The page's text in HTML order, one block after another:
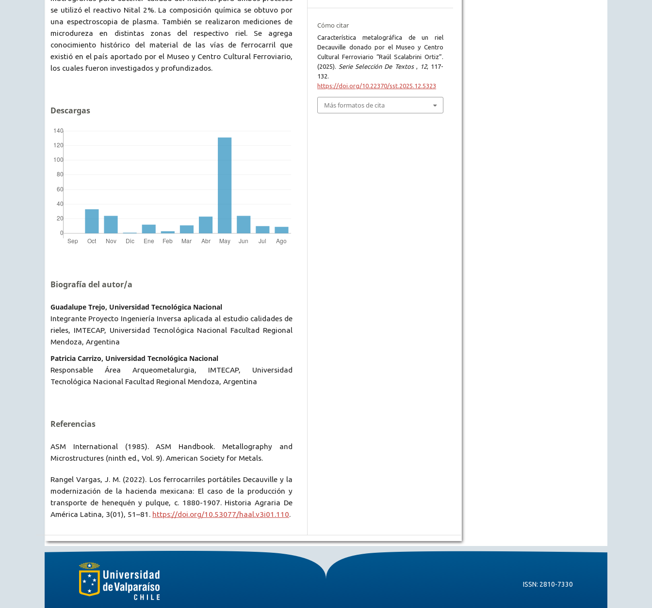
se utilizó el reactivo Nital 2%. La composición química se obtuvo por
una espectroscopia de plasma. También se realizaron mediciones de
microdureza en distintas zonas del respectivo riel. Se agrega
conocimiento histórico del material de las vías de ferrocarril que
existió en el país aportado por el Museo y Centro Cultural Ferroviario,
los cuales fueron investigados y profundizados.
Descargas
Biografía del autor/a
Guadalupe Trejo, Universidad Tecnológica Nacional
Integrante Proyecto Ingeniería Inversa aplicada al estudio calidades de
rieles, IMTECAP, Universidad Tecnológica Nacional Facultad Regional
Mendoza, Argentina
Patricia Carrizo, Universidad Tecnológica Nacional
Responsable Área Arqueometalurgia, IMTECAP, Universidad
Tecnológica Nacional Facultad Regional Mendoza, Argentina
Referencias
ASM International (1985). ASM Handbook. Metallography and
Microstructures (ninth ed., Vol. 9). American Society for Metals.
Rangel Vargas, J. M. (2022). Los ferrocarriles portátiles Decauville y la
modernización de la hacienda mexicana: El caso de la producción y
transporte de henequén y pulque, c. 1880-1907. Historia Agraria De
América Latina, 3(01), 51–81. https://doi.org/10.53077/haal.v3i01.110.
Cómo citar
Característica metalográfica de un riel
Decauville donado por el Museo y Centro
Cultural Ferroviario “Raúl Scalabrini Ortiz”.
(2025).
Serie Selección De Textos 12, 117-
132.
https://doi.org/10.22370/sst.2025.12.5323
Más formatos de cita
ISSN: 2810-7330